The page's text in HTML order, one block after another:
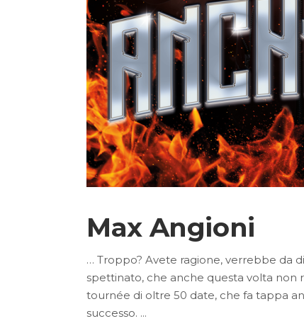
Max Angioni
… Troppo? Avete ragione, verrebbe da
spettinato, che anche questa volta non
tournée di oltre 50 date, che fa tappa
successo.